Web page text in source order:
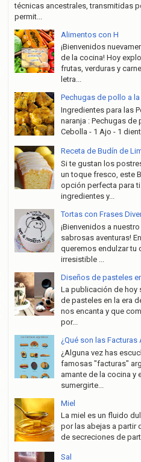
técnicas ancestrales, transmitidas
permit...
Alimentos con H
¡Bienvenidos
de la cocina! Hoy
frutas, verduras y
letra...
Pechugas de pollo a la
Ingredientes para las
naranja : Pechugas de
Cebolla - 1 Ajo - 1
Receta de Budín de
Si te gustan los
un toque fresco, este
opción perfecta para
ingredientes y...
Tortas con Frases
¡Bienvenidos a
sabrosas aventuras!
queremos endulzar tu
irresistible ...
Diseños de pasteles
La publicación de hoy
de pasteles en la era
nos encanta y que
por...
¿Qué son las Facturas
¿Alguna vez has
famosas "facturas"
amante de la cocina y
sumergirte...
Miel
La miel es un fluido
por las abejas a partir
de secreciones de
Sal